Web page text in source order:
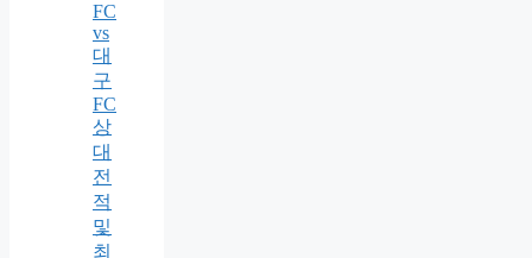
FC
vs
대
구
FC
상
대
전
적
및
최